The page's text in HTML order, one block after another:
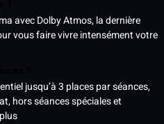
avec Dolby Atmos, la dernière
vous faire vivre intensément votre
jusqu’à 3 places par séances,
hors séances spéciales et